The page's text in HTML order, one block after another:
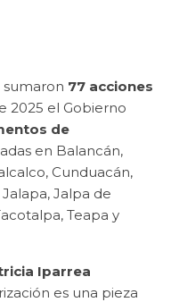
sumaron 77 acciones
2025 el Gobierno
de
en Balancán,
Cunduacán,
Jalpa de
Teapa y
Iparrea
es una pieza